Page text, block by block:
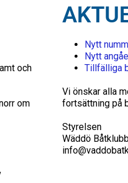
och
om
Nytt
Nytt
Tillfälliga
Vi önskar alla
fortsättning på
Styrelsen
Wäddö